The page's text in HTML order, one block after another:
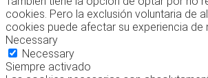
cookies. Pero la exclusión voluntaria de
cookies puede afectar su experiencia de
Necessary
Necessary
Siempre activado